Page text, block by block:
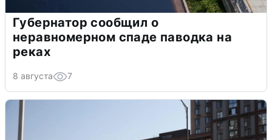
Губернатор сообщил о
неравномерном спаде паводка на
реках
8 августа 7